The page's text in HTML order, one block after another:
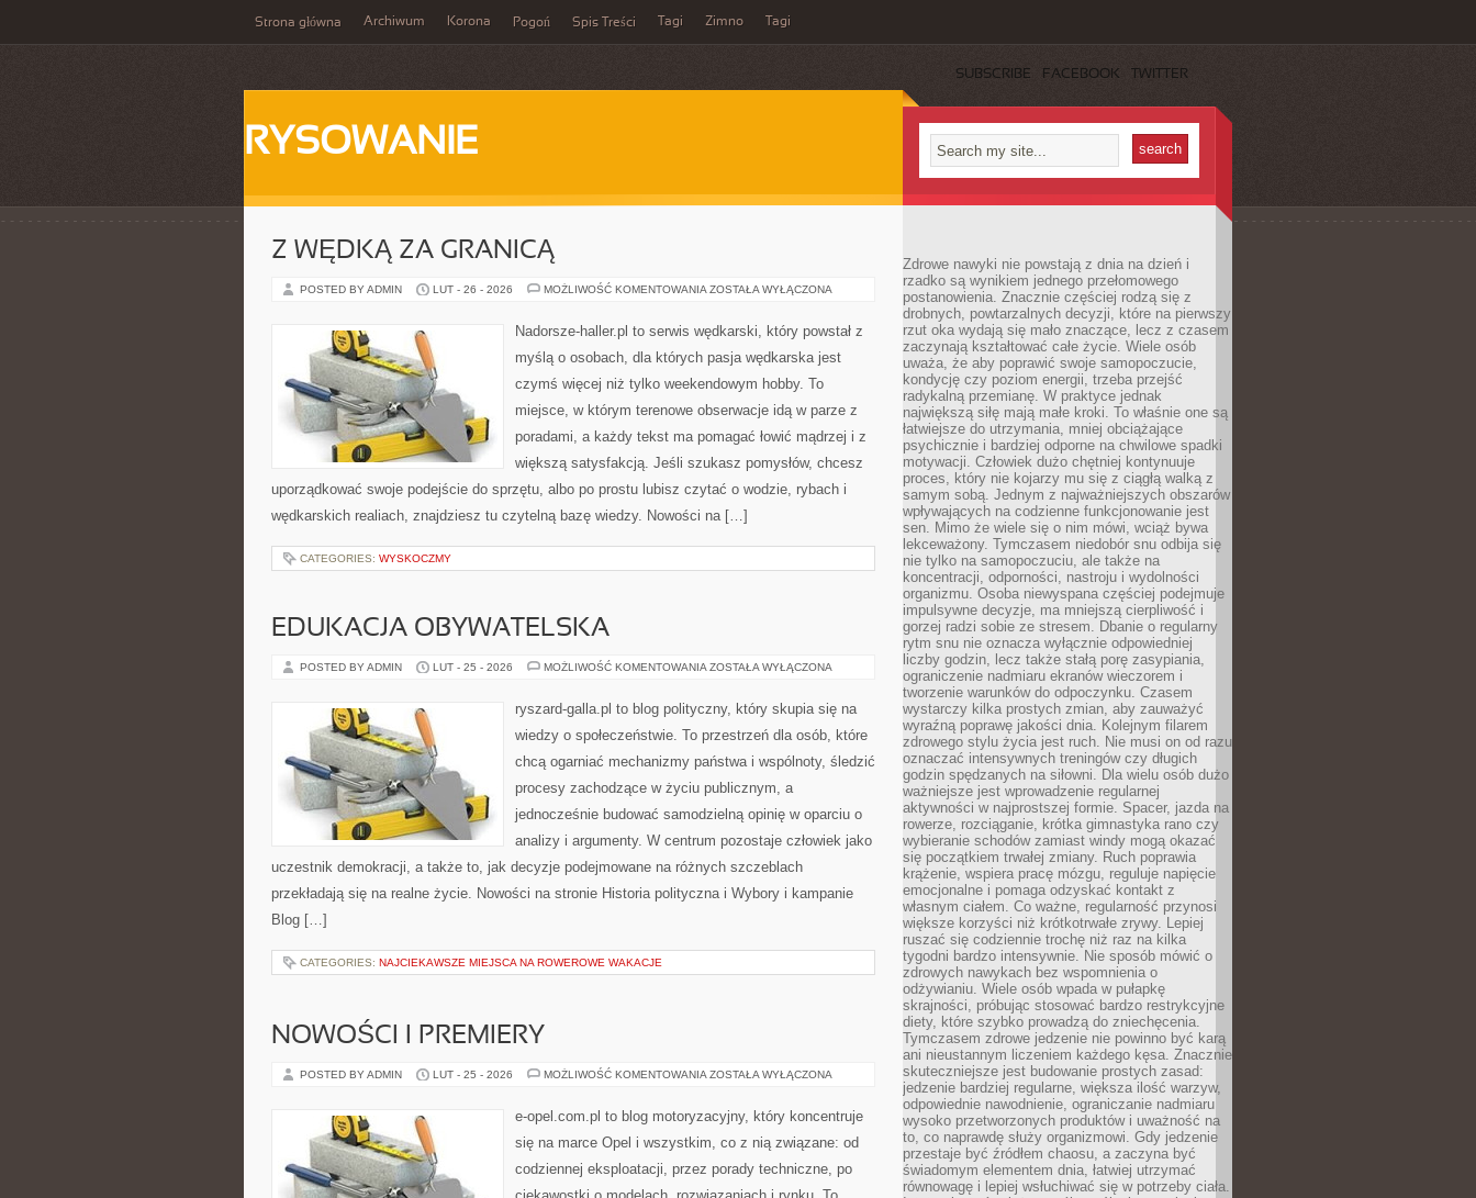
Strona główna Archiwum Korona Pogoń Spis Treści Tagi Zimno Tagi
SUBSCRIBE FACEBOOK TWITTER
RYSOWANIE
Z WĘDKĄ ZA GRANICĄ
POSTED BY ADMIN LUT - 26 - 2026 MOŻLIWOŚĆ KOMENTOWANIA Z
GRANICĄ
ZOSTAŁA WYŁĄCZONA
Nadorsze-haller.pl to serwis wędkarski, który powstał z
myślą o osobach, dla których pasja wędkarska jest
czymś więcej niż tylko weekendowym hobby. To
miejsce, w którym terenowe obserwacje idą w parze z
poradami, a każdy tekst ma pomagać łowić mądrzej i z
większą satysfakcją. Jeśli szukasz pomysłów, chcesz
uporządkować swoje podejście do sprzętu, albo po prostu lubisz czytać o wodzie, rybach i
wędkarskich realiach, znajdziesz tu czytelną bazę wiedzy. Nowości na […]
CATEGORIES: WYSKOCZMY
EDUKACJA OBYWATELSKA
POSTED BY ADMIN LUT - 25 - 2026 MOŻLIWOŚĆ KOMENTOWANIA EDUKACJA
ZOSTAŁA WYŁĄCZONA
ryszard-galla.pl to blog polityczny, który skupia się na
wiedzy o społeczeństwie. To przestrzeń dla osób, które
chcą ogarniać mechanizmy państwa i wspólnoty, śledzić
procesy zachodzące w życiu publicznym, a
jednocześnie budować samodzielną opinię w oparciu o
analizy i argumenty. W centrum pozostaje człowiek jako
uczestnik demokracji, a także to, jak decyzje podejmowane na różnych szczeblach
przekładają się na realne życie. Nowości na stronie Historia polityczna i Wybory i kampanie
Blog […]
CATEGORIES: NAJCIEKAWSZE MIEJSCA NA ROWEROWE WAKACJE
NOWOŚCI I PREMIERY
POSTED BY ADMIN LUT - 25 - 2026 MOŻLIWOŚĆ KOMENTOWANIA NOWOŚCI
ZOSTAŁA WYŁĄCZONA
e-opel.com.pl to blog motoryzacyjny, który koncentruje
się na marce Opel i wszystkim, co z nią związane: od
codziennej eksploatacji, przez porady techniczne, po
Zdrowe nawyki nie powstają z dnia na dzień i
rzadko są wynikiem jednego przełomowego
postanowienia. Znacznie częściej rodzą się z
drobnych, powtarzalnych decyzji, które na pierwszy
rzut oka wydają się mało znaczące, lecz z czasem
zaczynają kształtować całe życie. Wiele osób
uważa, że aby poprawić swoje samopoczucie,
kondycję czy poziom energii, trzeba przejść
radykalną przemianę. W praktyce jednak
największą siłę mają małe kroki. To właśnie one są
łatwiejsze do utrzymania, mniej obciążające
psychicznie i bardziej odporne na chwilowe spadki
motywacji. Człowiek dużo chętniej kontynuuje
proces, który nie kojarzy mu się z ciągłą walką z
samym sobą. Jednym z najważniejszych obszarów
wpływających na codzienne funkcjonowanie jest
sen. Mimo że wiele się o nim mówi, wciąż bywa
lekceważony. Tymczasem niedobór snu odbija się
nie tylko na samopoczuciu, ale także na
koncentracji, odporności, nastroju i wydolności
organizmu. Osoba niewyspana częściej podejmuje
impulsywne decyzje, ma mniejszą cierpliwość i
gorzej radzi sobie ze stresem. Dbanie o regularny
rytm snu nie oznacza wyłącznie odpowiedniej
liczby godzin, lecz także stałą porę zasypiania,
ograniczenie nadmiaru ekranów wieczorem i
tworzenie warunków do odpoczynku. Czasem
wystarczy kilka prostych zmian, aby zauważyć
wyraźną poprawę jakości dnia. Kolejnym filarem
zdrowego stylu życia jest ruch. Nie musi on od razu
oznaczać intensywnych treningów czy długich
godzin spędzanych na siłowni. Dla wielu osób dużo
ważniejsze jest wprowadzenie regularnej
aktywności w najprostszej formie. Spacer, jazda na
rowerze, rozciąganie, krótka gimnastyka rano czy
wybieranie schodów zamiast windy mogą okazać
się początkiem trwałej zmiany. Ruch poprawia
krążenie, wspiera pracę mózgu, reguluje napięcie
emocjonalne i pomaga odzyskać kontakt z
własnym ciałem. Co ważne, regularność przynosi
większe korzyści niż krótkotrwałe zrywy. Lepiej
ruszać się codziennie trochę niż raz na kilka
tygodni bardzo intensywnie. Nie sposób mówić o
zdrowych nawykach bez wspomnienia o
odżywianiu. Wiele osób wpada w pułapkę
skrajności, próbując stosować bardzo restrykcyjne
diety, które szybko prowadzą do zniechęcenia.
Tymczasem zdrowe jedzenie nie powinno być karą
ani nieustannym liczeniem każdego kęsa. Znacznie
skuteczniejsze jest budowanie prostych zasad:
jedzenie bardziej regularne, większa ilość warzyw,
odpowiednie nawodnienie, ograniczanie nadmiaru
wysoko przetworzonych produktów i uważność na
to, co naprawdę służy organizmowi. Gdy jedzenie
przestaje być źródłem chaosu, a zaczyna być
świadomym elementem dnia, łatwiej utrzymać
równowagę i lepiej wsłuchiwać się w potrzeby ciała.